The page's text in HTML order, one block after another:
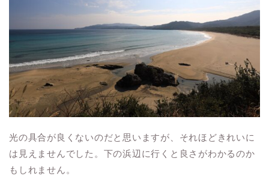
光の具合が良くないのだと思いますが、それほどきれいに
は見えませんでした。下の浜辺に行くと良さがわかるのか
もしれません。